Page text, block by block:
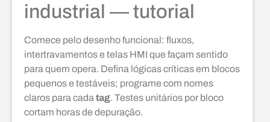
industrial — tutorial
Comece pelo desenho funcional: fluxos,
intertravamentos e telas HMI que façam sentido
para quem opera. Defina lógicas críticas em blocos
pequenos e testáveis; programe com nomes
claros para cada tag. Testes unitários por bloco
cortam horas de depuração.